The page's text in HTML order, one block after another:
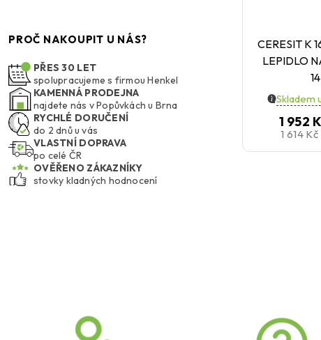
PROČ NAKOUPIT U NÁS?
PŘES 30 LET
spolupracujeme s firmou Henkel
KAMENNÁ PRODEJNA
najdete nás v Popůvkách u Brna
RYCHLÉ DORUČENÍ
do 2 dnů u vás
VLASTNÍ DOPRAVA
po celé ČR
OVĚŘENO ZÁKAZNÍKY
stovky kladných hodnocení
CERESIT K
LEPIDLO
Skladem
1 952
1 614 Kč